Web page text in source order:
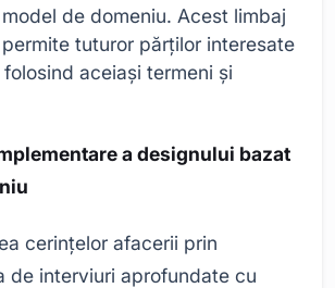
de domeniu. Acest limbaj
tuturor părților interesate
aceiași termeni și
a designului bazat
cerințelor afacerii prin
de interviuri aprofundate cu